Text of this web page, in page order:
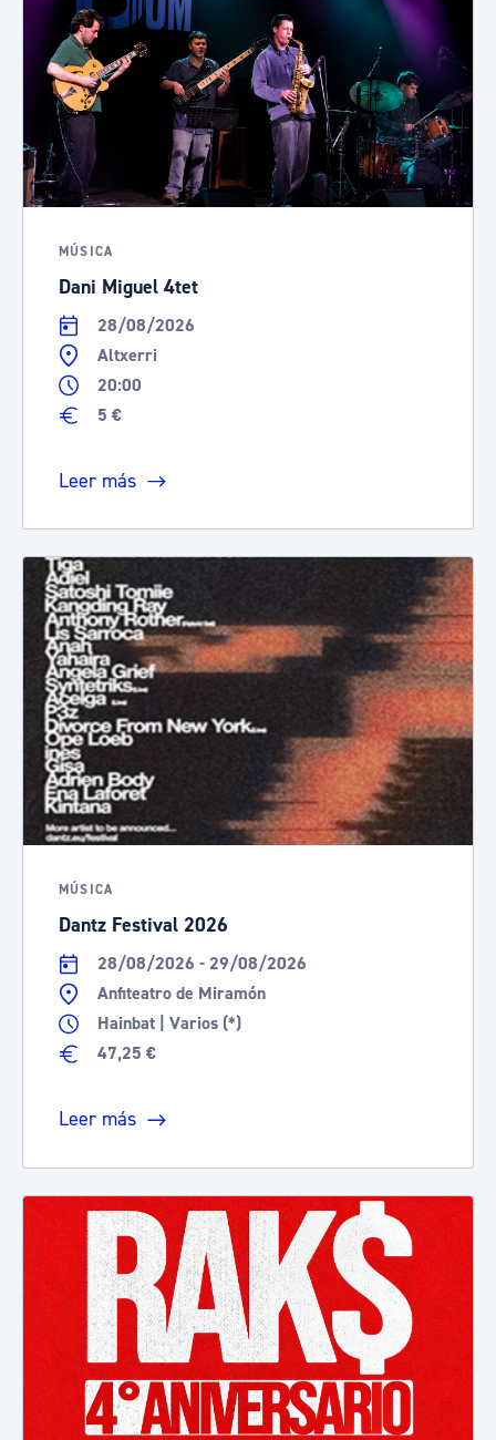
MÚSICA
Dani Miguel 4tet
28/08/2026
Altxerri
20:00
5 €
Leer más
MÚSICA
Dantz Festival 2026
28/08/2026 - 29/08/2026
Anfiteatro de Miramón
Hainbat | Varios (*)
47,25 €
Leer más